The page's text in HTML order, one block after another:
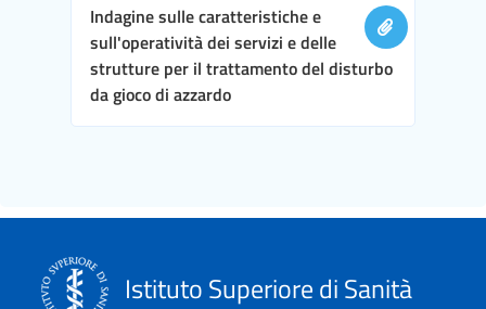
Indagine sulle caratteristiche e
sull'operatività dei servizi e delle
strutture per il trattamento del disturbo
da gioco di azzardo
Istituto Superiore di Sanità